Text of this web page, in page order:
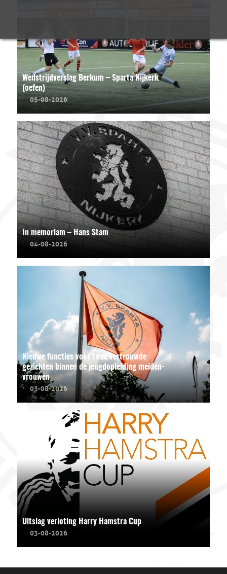
Wedstrijdverslag Berkum – Sparta Nijkerk
(oefen)
05-08-2026
In memoriam – Hans Stam
04-08-2026
Nieuwe functies voor twee vertrouwde
gezichten binnen de jeugdopleiding meiden-
vrouwen
03-08-2026
Uitslag verloting Harry Hamstra Cup
03-08-2026